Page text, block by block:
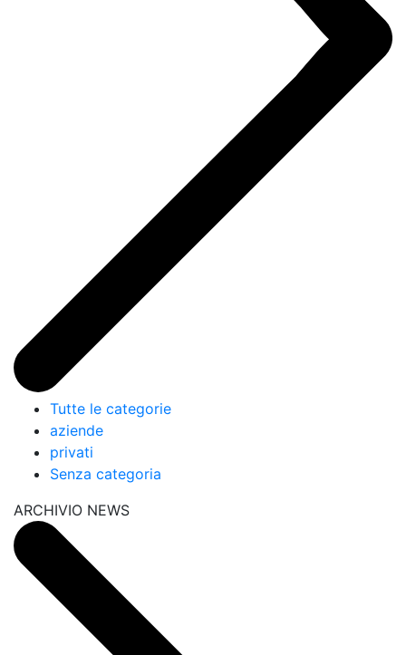
Tutte le categorie
aziende
privati
Senza categoria
ARCHIVIO NEWS